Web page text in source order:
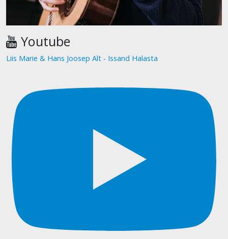
Youtube
Liis Marie & Hans Joosep Alt - Issand Halasta